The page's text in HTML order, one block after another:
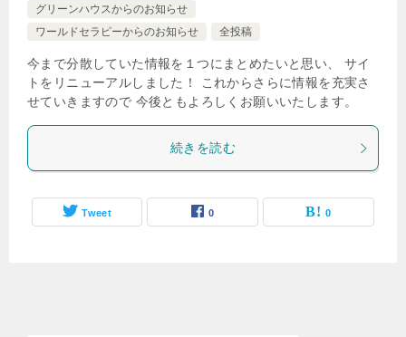
グリーンハウスからのお知らせ
ワールドセラピーからのお知らせ
全投稿
今まで分散していた情報を１つにまとめたいと思い、 サイ
トをリニューアルしました！ これからさらに情報を充実さ
せていきますので 今後ともよろしくお願いいたします。
続きを読む
Tweet 0 0